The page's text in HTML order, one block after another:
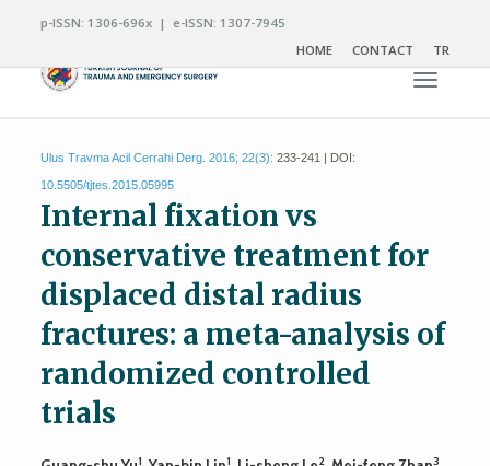
p-ISSN: 1306-696x | e-ISSN: 1307-7945
HOME
CONTACT TR
Toggle
Ulus Travma Acil Cerrahi Derg. 2016; 22(3): 233-241 | DOI:
10.5505/tjtes.2015.05995
Internal fixation vs
conservative treatment for
displaced distal radius
fractures: a meta-analysis of
randomized controlled
trials
1 1 2 3